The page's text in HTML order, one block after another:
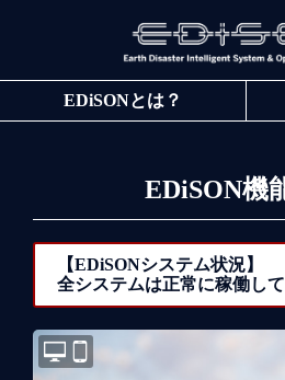
EDiSONとは？
EDiSON機
【EDiSONシステム状況】
全システムは正常に稼働して